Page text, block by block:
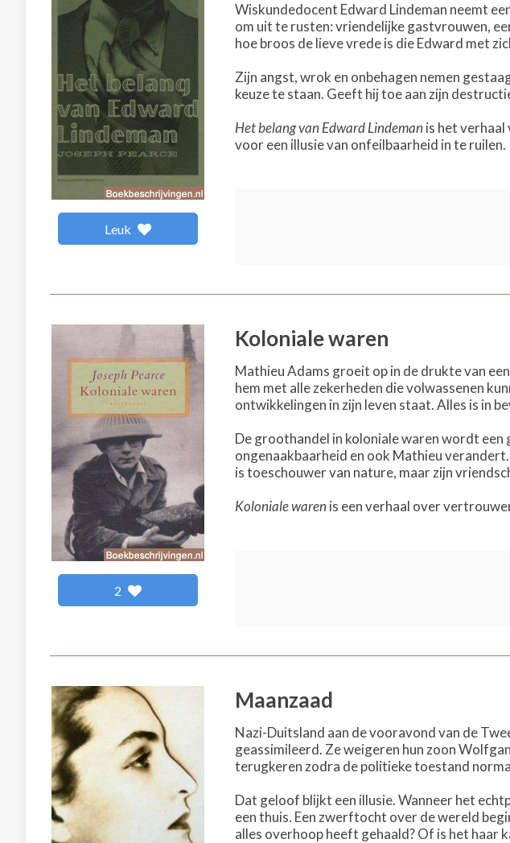
Leuk
Wiskundedocent Edward Lindeman neemt
om uit te rusten: vriendelijke gastvrouwen,
hoe broos de lieve vrede is die Edward met
Zijn angst, wrok en onbehagen nemen
keuze te staan. Geeft hij toe aan zijn
Het belang van Edward Lindeman is het verhaal
voor een illusie van onfeilbaarheid in te ruilen.
2
Koloniale waren
Mathieu Adams groeit op in de drukte van
hem met alle zekerheden die volwassenen
ontwikkelingen in zijn leven staat. Alles is in
De groothandel in koloniale waren wordt
ongenaakbaarheid en ook Mathieu
is toeschouwer van nature, maar zijn
Koloniale waren is een verhaal over
Maanzaad
Nazi-Duitsland aan de vooravond van de
geassimileerd. Ze weigeren hun zoon
terugkeren zodra de politieke toestand
Dat geloof blijkt een illusie. Wanneer het
een thuis. Een zwerftocht over de wereld
alles overhoop heeft gehaald? Of is het